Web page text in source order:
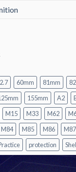
60mm 81mm
155mm A2
M15 M33 M62
M84 M85 M86 M87
protection